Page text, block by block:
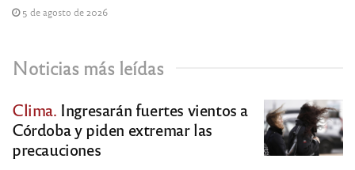
5 de agosto de 2026
Noticias más leídas
Clima. Ingresarán fuertes vientos a
Córdoba y piden extremar las
precauciones